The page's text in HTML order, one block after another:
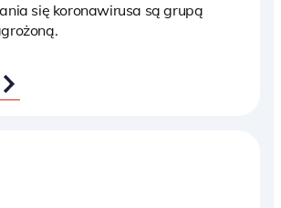
się koronawirusa są grupą